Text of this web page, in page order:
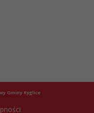
Gminy Ryglice